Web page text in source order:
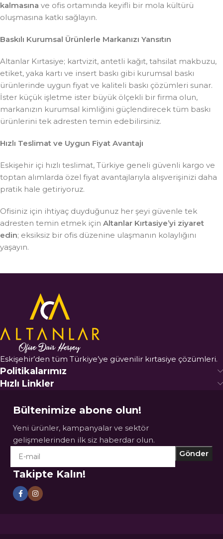
kalmasına ve ofis ortamında keyifli bir mola kültürü
oluşmasına katkı sağlayın.
Baskılı Kurumsal Ürünlerle Markanızı Yansıtın
Altanlar Kırtasiye; kartvizit, antetli kağıt, tahsilat makbuzu,
etiket, yaka kartı ve insert baskı gibi kurumsal baskı
ürünlerinde uygun fiyat ve kaliteli baskı çözümleri sunar.
İster küçük işletme ister büyük ölçekli bir firma olun,
markanızın kurumsal kimliğini güçlendirecek tüm baskı
ürünlerini tek adresten temin edebilirsiniz.
Hızlı Teslimat ve Uygun Fiyat Avantajı
Eskişehir içi hızlı teslimat, Türkiye geneli güvenli kargo ve
toptan alımlarda özel fiyat avantajlarıyla alışverişinizi daha
pratik hale getiriyoruz.
Ofisiniz için ihtiyaç duyduğunuz her şeyi güvenle tek
adresten temin etmek için Altanlar Kırtasiye’yi ziyaret
edin; eksiksiz bir ofis düzenine ulaşmanın kolaylığını
yaşayın.
Eskişehir’den tüm Türkiye’ye güvenilir kırtasiye çözümleri.
Politikalarımız
Hızlı Linkler
Bültenimize abone olun!
Yeni ürünler, kampanyalar ve sektör
gelişmelerinden ilk siz haberdar olun.
Takipte Kalın!